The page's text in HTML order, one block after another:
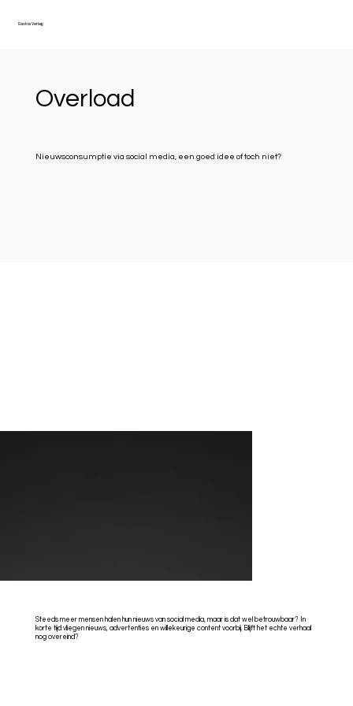
Saskia Verleg
Overload
Nieuwsconsumptie via social media, een goed idee of toch niet?
Steeds meer mensen halen hun nieuws van social media, maar is dat wel betrouwbaar? In
korte tijd vliegen nieuws, advertenties en willekeurige content voorbij. Blijft het echte verhaal
nog overeind?